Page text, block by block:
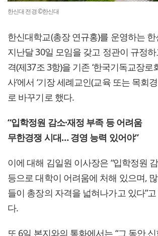
한신대 전경 ©한신대
한신대학교(총장 연규홍)를 운영하는
지난달 30일 모임을 갖고 정관이 규정
격(제37조 3항)을 기존 ‘한국기독교장로
사’에서 ‘기장 세례교인(교육 또는 목회
로 바꾸기로 했다.
“입학정원 감소·재정 부족 등 어려움
무한경쟁 시대… 경영 능력 있어야”
이에 대해 김일원 이사장은 “입학정원
등으로 대학이 어려움에 처해 있으며,
들이 총장의 자격을 넓혀나가고 있다”
다.
또 6일 본지와의 통화에서는 “그 동안